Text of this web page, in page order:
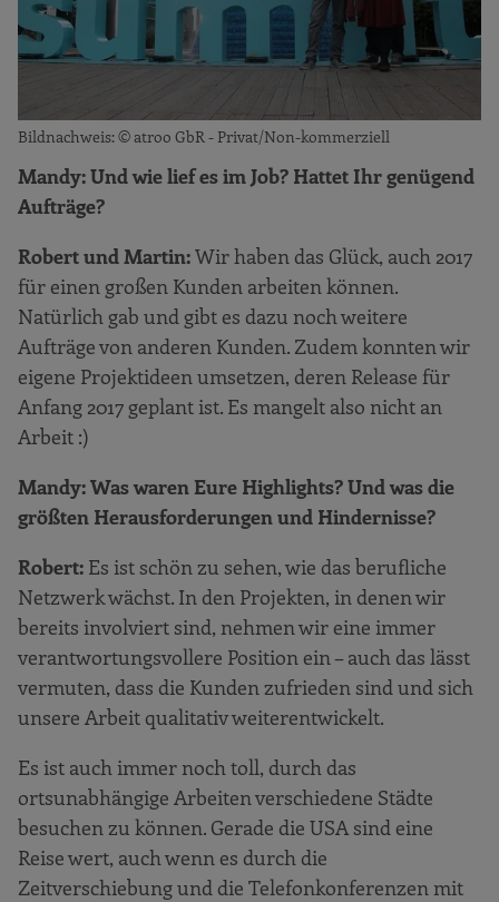
Bildnachweis: © atroo GbR - Privat/Non-kommerziell
Mandy: Und wie lief es im Job? Hattet Ihr genügend
Aufträge?
Robert und Martin:Wir haben das Glück, auch 2017
für einen großen Kunden arbeiten können.
Natürlich gab und gibt es dazu noch weitere
Aufträge von anderen Kunden. Zudem konnten wir
eigene Projektideen umsetzen, deren Release für
Anfang 2017 geplant ist. Es mangelt also nicht an
Arbeit :)
Mandy: Was waren Eure Highlights? Und was die
größten Herausforderungen und Hindernisse?
Robert: Es ist schön zu sehen, wie das berufliche
Netzwerk wächst. In den Projekten, in denen wir
bereits involviert sind, nehmen wir eine immer
verantwortungsvollere Position ein – auch das lässt
vermuten, dass die Kunden zufrieden sind und sich
unsere Arbeit qualitativ weiterentwickelt.
Es ist auch immer noch toll, durch das
ortsunabhängige Arbeiten verschiedene Städte
besuchen zu können. Gerade die USA sind eine
Reise wert, auch wenn es durch die
Zeitverschiebung und die Telefonkonferenzen mit